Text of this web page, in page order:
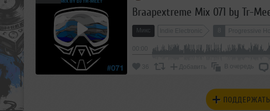
Braapextreme Mix 071 by Tr-
Микс Indie Electronic Progressive
36 Добавить В очередь